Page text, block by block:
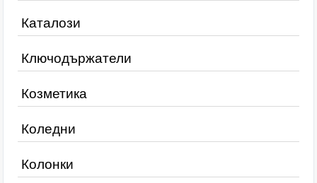
Каталози
Ключодържатели
Козметика
Коледни
Колонки